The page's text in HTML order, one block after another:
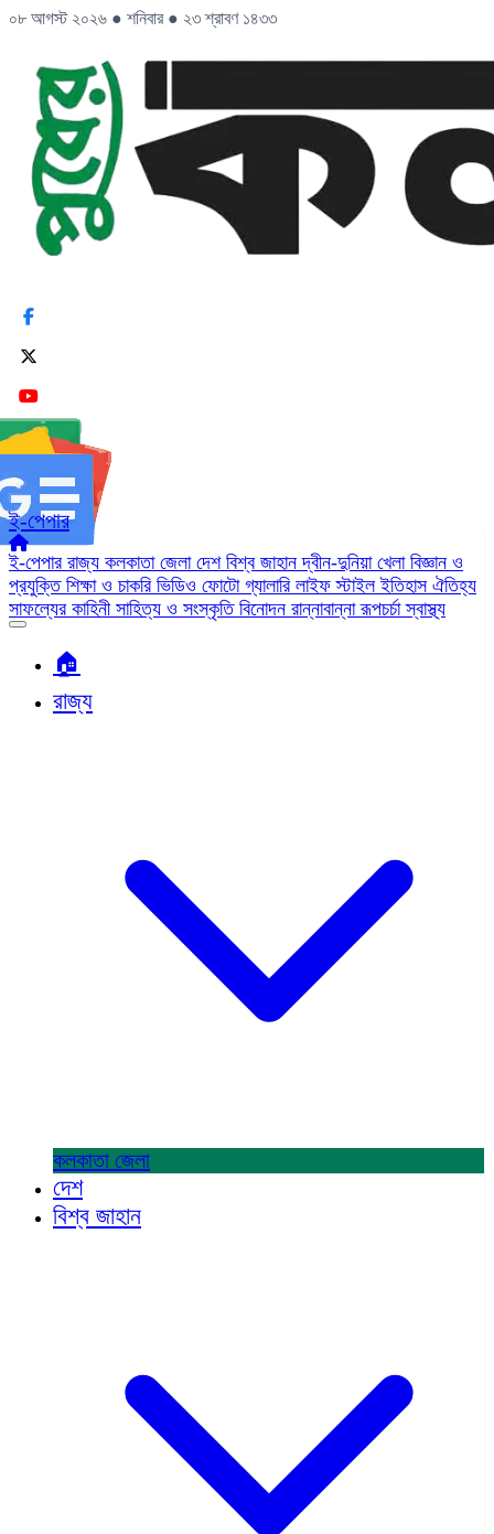
০৮ আগস্ট ২০২৬ ● শনিবার ● ২৩ শ্রাবণ ১৪৩৩
ই-পেপার
ই-পেপার রাজ্য কলকাতা জেলা দেশ বিশ্ব জাহানদ্বীন-দুনিয়া খেলা বিজ্ঞান ও
প্রযুক্তি শিক্ষা ও চাকরি ভিডিও ফোটো গ্যালারি লাইফ স্টাইলইতিহাস ঐতিহ্য
সাফল্যের কাহিনী সাহিত্য ও সংস্কৃতি বিনোদন রান্নাবান্নারূপচর্চাস্বাস্থ্য
🏠︎
রাজ্য
কলকাতা জেলা
দেশ
বিশ্ব জাহান